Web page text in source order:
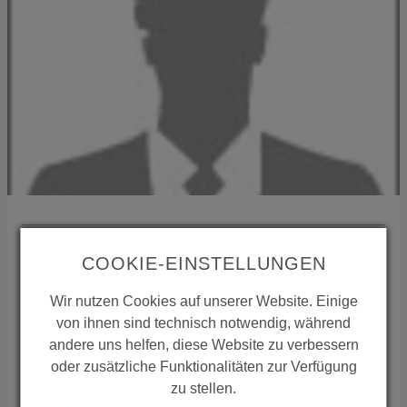
International Sales
Deutschland
Telefon: +49 641 98221 15
international-sales(at)conti.plus
ZUSTÄNDIGKEIT REGION
COOKIE-EINSTELLUNGEN
Wir nutzen Cookies auf unserer Website. Einige
von ihnen sind technisch notwendig, während
andere uns helfen, diese Website zu verbessern
oder zusätzliche Funktionalitäten zur Verfügung
zu stellen.